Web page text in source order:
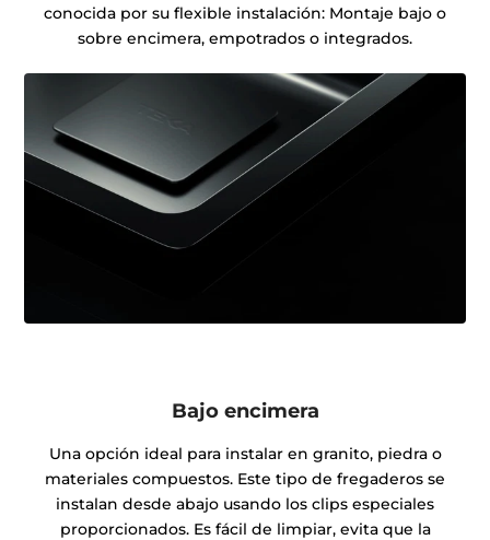
conocida por su flexible instalación: Montaje bajo o
sobre encimera, empotrados o integrados.
Bajo encimera
Una opción ideal para instalar en granito, piedra o
materiales compuestos. Este tipo de fregaderos se
instalan desde abajo usando los clips especiales
proporcionados. Es fácil de limpiar, evita que la